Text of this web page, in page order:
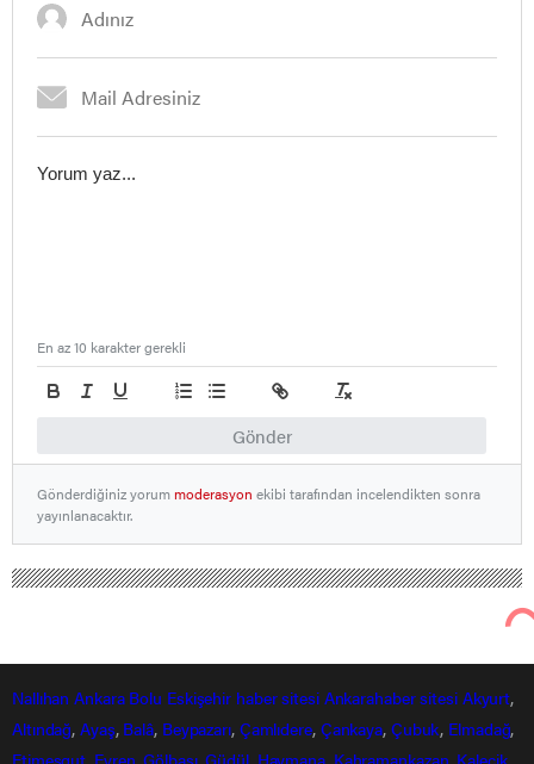
Gönder
En az 10 karakter gerekli
Gönderdiğiniz yorummoderasyon ekibi tarafından incelendikten sonra
yayınlanacaktır.
çarptı: 3 yaralı